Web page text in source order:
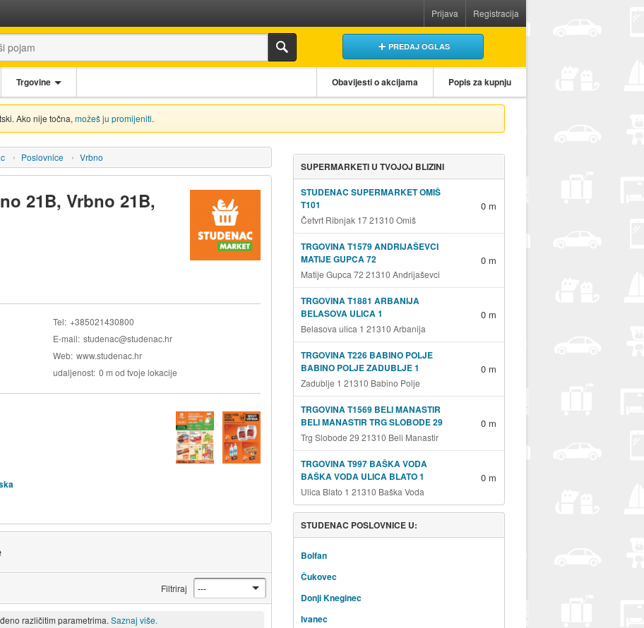
Prijava Registracija
PREDAJ OGLAS
Trgovine Obavijesti o akcijama Popis za kupnju
Ako nije točna, možeš ju promijeniti.
Poslovnice Vrbno
21B, Vrbno 21B,
Tel +385021430800
E-mail studenac@studenac.hr
Web www.studenac.hr
udaljenost 0 m od tvoje lokacije
Filtriraj
različitim parametrima. Saznaj više.
SUPERMARKETI U TVOJOJ BLIZINI
STUDENAC SUPERMARKET OMIŠ
T101
Četvrt Ribnjak 17 21310 Omiš
0 m
TRGOVINA T1579 ANDRIJAŠEVCI
MATIJE GUPCA 72
Matije Gupca 72 21310 Andrijaševci
0 m
TRGOVINA T1881 ARBANIJA
BELASOVA ULICA 1
Belasova ulica 1 21310 Arbanija
0 m
TRGOVINA T226 BABINO POLJE
BABINO POLJE ZADUBLJE 1
Zadublje 1 21310 Babino Polje
0 m
TRGOVINA T1569 BELI MANASTIR
BELI MANASTIR TRG SLOBODE 29
Trg Slobode 29 21310 Beli Manastir
0 m
TRGOVINA T997 BAŠKA VODA
BAŠKA VODA ULICA BLATO 1
Ulica Blato 1 21310 Baška Voda
0 m
STUDENAC POSLOVNICE U:
Bolfan
Čukovec
Donji Kneginec
Ivanec